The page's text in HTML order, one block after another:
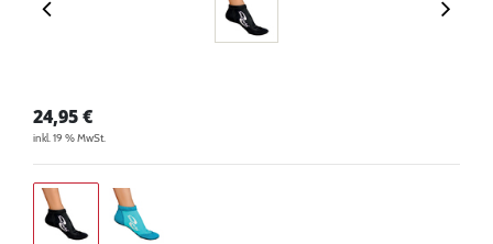
24,95€
inkl. 19 % MwSt.